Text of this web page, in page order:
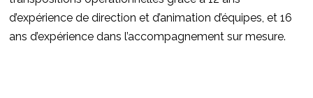
d’expérience de direction et d’animation d’équipes, et 16
ans d’expérience dans l’accompagnement sur mesure.